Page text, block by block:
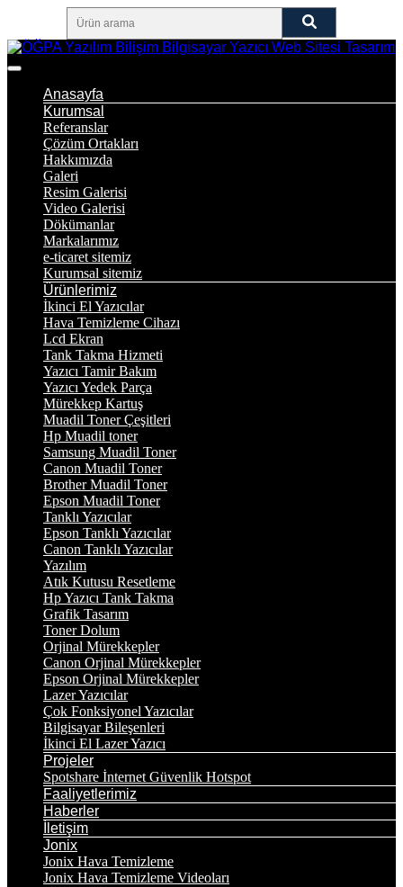
Anasayfa
Kurumsal
Referanslar
Çözüm Ortakları
Hakkımızda
Galeri
Resim Galerisi
Video Galerisi
Dökümanlar
Markalarımız
e-ticaret sitemiz
Kurumsal sitemiz
Ürünlerimiz
İkinci El Yazıcılar
Hava Temizleme Cihazı
Lcd Ekran
Tank Takma Hizmeti
Yazıcı Tamir Bakım
Yazıcı Yedek Parça
Mürekkep Kartuş
Muadil Toner Çeşitleri
Hp Muadil toner
Samsung Muadil Toner
Canon Muadil Toner
Brother Muadil Toner
Epson Muadil Toner
Tanklı Yazıcılar
Epson Tanklı Yazıcılar
Canon Tanklı Yazıcılar
Yazılım
Atık Kutusu Resetleme
Hp Yazıcı Tank Takma
Grafik Tasarım
Toner Dolum
Orjinal Mürekkepler
Canon Orjinal Mürekkepler
Epson Orjinal Mürekkepler
Lazer Yazıcılar
Çok Fonksiyonel Yazıcılar
Bilgisayar Bileşenleri
İkinci El Lazer Yazıcı
Projeler
Spotshare İnternet Güvenlik Hotspot
Faaliyetlerimiz
Haberler
İletişim
Jonix
Jonix Hava Temizleme
Jonix Hava Temizleme Videoları